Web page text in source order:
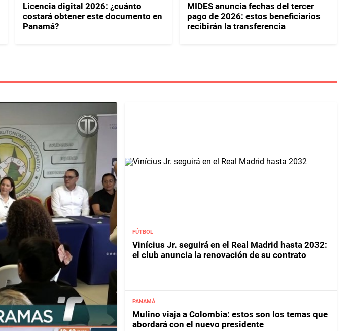
Licencia digital 2026: ¿cuánto
costará obtener este documento en
Panamá?
MIDES anuncia fechas del tercer
pago de 2026: estos beneficiarios
recibirán la transferencia
FÚTBOL
Vinícius Jr. seguirá en el Real Madrid hasta 2032:
el club anuncia la renovación de su contrato
PANAMÁ
Mulino viaja a Colombia: estos son los temas que
abordará con el nuevo presidente